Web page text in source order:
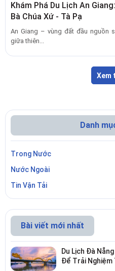
Khám Phá Du Lịch An
Bà Chúa Xứ - Tà Pạ
An Giang – vùng đất đầu nguồn
giữa thiên...
Xem
Danh
Trong Nước
Nước Ngoài
Tin Vận Tải
Bài viết mới nhất
Du Lịch Đà
Để Trải Nghiệm